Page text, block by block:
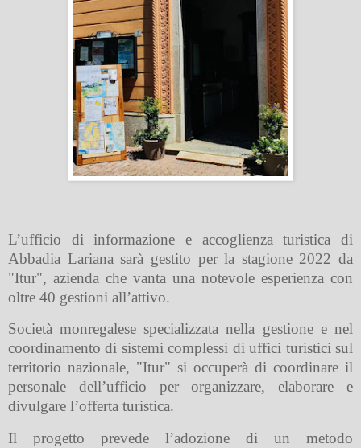
L’ufficio di informazione e accoglienza turistica di
Abbadia Lariana sarà gestito per la stagione 2022 da
"Itur", azienda che vanta una notevole esperienza con
oltre 40 gestioni all’attivo.
Società monregalese specializzata nella gestione e nel
coordinamento di sistemi complessi di uffici turistici sul
territorio nazionale, "Itur" si occuperà di coordinare il
personale dell’ufficio per organizzare, elaborare e
divulgare l’offerta turistica.
Il progetto prevede l’adozione di un metodo